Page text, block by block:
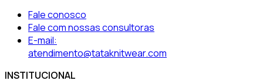
Fale conosco
Fale com nossas consultoras
E-mail:
atendimento@tataknitwear.com
INSTITUCIONAL